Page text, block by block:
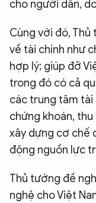
cho người dân,
Cùng với đó,
về tài chính như
hợp lý; giúp đỡ
trong đó có cả
các trung tâm tài
chứng khoán,
xây dựng cơ chế
động nguồn lực
Thủ tướng đề
nghệ cho Việt